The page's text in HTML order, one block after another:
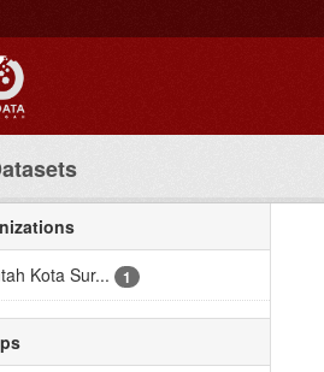
Kota Sur...
1